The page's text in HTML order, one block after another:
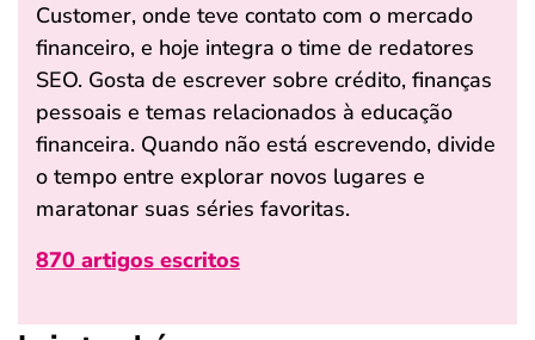
Customer, onde teve contato com o mercado
financeiro, e hoje integra o time de redatores
SEO. Gosta de escrever sobre crédito, finanças
pessoais e temas relacionados à educação
financeira. Quando não está escrevendo, divide
o tempo entre explorar novos lugares e
maratonar suas séries favoritas.
870 artigos escritos